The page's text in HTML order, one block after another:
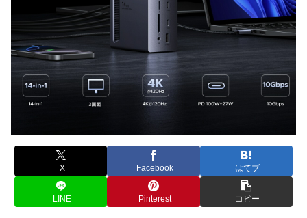
X Facebook はてブ
LINE Pinterest コピー